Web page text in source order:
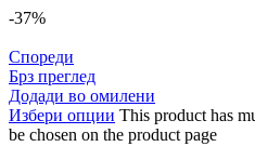
-37%
Спореди
Брз преглед
Додади во омилени
Избери опции This product has
be chosen on the product page